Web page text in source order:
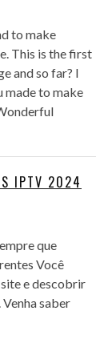
to make
This is the first
and so far? I
made to make
IPTV 2024
que
Você
e descobrir
saber